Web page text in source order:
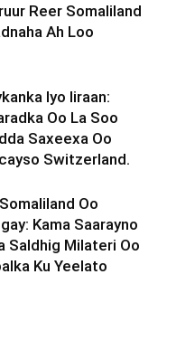
Reer Somaliland
Ah Loo
Iyo Iiraan:
Oo La Soo
Saxeexa Oo
Switzerland.
Oo
Kama Saarayno
Saldhig Milateri Oo
Ku Yeelato